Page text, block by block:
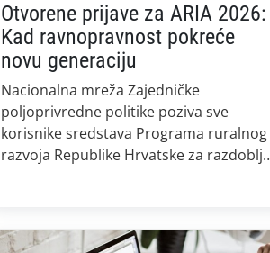
Otvorene prijave za ARIA 2026:
Kad ravnopravnost pokreće
novu generaciju
Nacionalna mreža Zajedničke
poljoprivredne politike poziva sve
korisnike sredstava Programa ruralnog
razvoja Republike Hrvatske za razdoblje
svoje projekte na Agricultural and Rural